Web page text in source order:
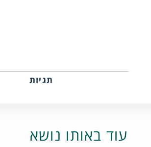
תגיות
עוד באותו נושא